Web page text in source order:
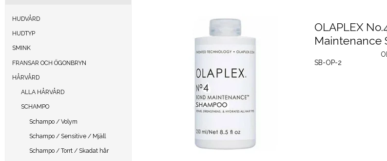
HUDVÅRD
HUDTYP
SMINK
FRANSAR OCH ÖGONBRYN
HÅRVÅRD
ALLA HÅRVÅRD
SCHAMPO
Schampo / Volym
Schampo / Sensitive / Mjäll
Schampo / Torrt / Skadat hår
OLAPLEX
Maintenance
SB-OP-2